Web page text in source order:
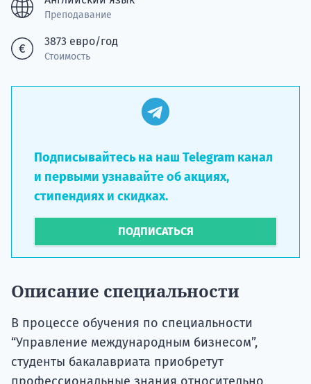
Преподавание
3873 евро/год
Стоимость
Подписывайтесь на наш Telegram канал
и первыми узнавайте об акциях,
стипендиях и скидках.
ПОДПИСАТЬСЯ
Описание специальности
В процессе обучения по специальности
“Управление международным бизнесом”,
студенты бакалавриата приобретут